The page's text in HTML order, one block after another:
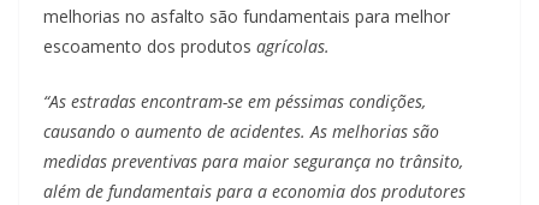
melhorias no asfalto são fundamentais para melhor
escoamento dos produtos agrícolas.
“As estradas encontram-se em péssimas condições,
causando o aumento de acidentes. As melhorias são
medidas preventivas para maior segurança no trânsito,
além de fundamentais para a economia dos produtores